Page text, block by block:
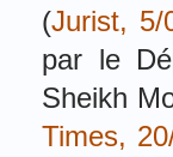
(Jurist, 5/
par le
Sheikh
Times,